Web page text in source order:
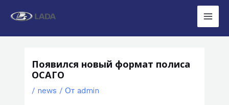
Main
Появился новый формат полиса
ОСАГО
/ news / От admin